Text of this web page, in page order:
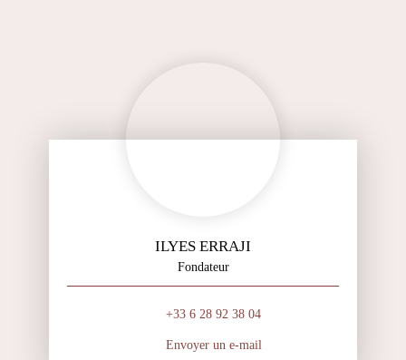
ILYES ERRAJI
Fondateur
+33 6 28 92 38 04
Envoyer un e-mail